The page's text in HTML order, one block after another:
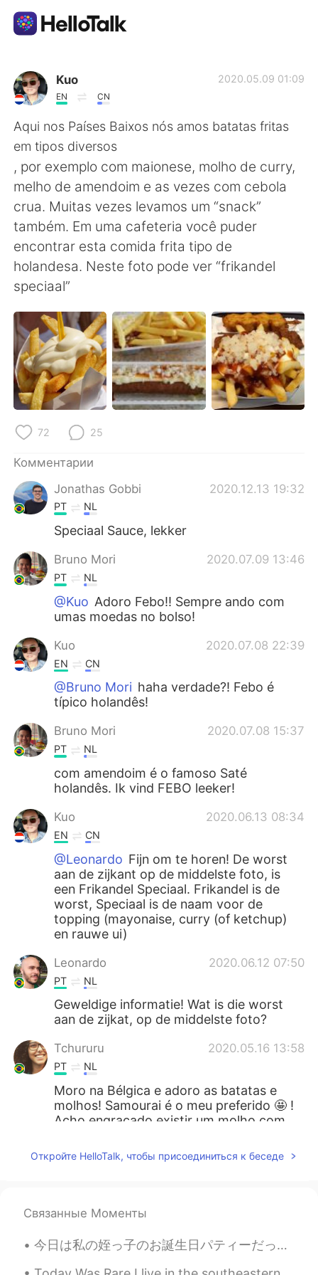
Приложение для Языкового Обмена
AI Grammar Checker
Русский
English 简体中文
繁體中文 Español
العربية
Deutsch 日本語
한국어 ไทย
Indonesia Italiano
Türkçe
Português
Kuo
EN CN
2020.05.09 01:09
Aqui nos Países Baixos nós amos batatas fritas
em tipos diversos
, por exemplo com maionese, molho de curry,
melho de amendoim e as vezes com cebola
crua. Muitas vezes levamos um “snack”
também. Em uma cafeteria você puder
encontrar esta comida frita tipo de
holandesa. Neste foto pode ver “frikandel
speciaal”
72 25
Комментарии
Jonathas Gobbi
2020.12.13 19:32
PT NL
Speciaal Sauce, lekker
Bruno Mori 2020.07.09 13:46
PT NL
@Kuo Adoro Febo!! Sempre ando com
umas moedas no bolso!
Kuo 2020.07.08 22:39
EN CN
@Bruno Mori haha verdade?! Febo é
típico holandês!
Bruno Mori 2020.07.08 15:37
PT NL
com amendoim é o famoso Saté
holandês. Ik vind FEBO leeker!
Kuo 2020.06.13 08:34
EN CN
@Leonardo Fijn om te horen! De worst
aan de zijkant op de middelste foto, is
een Frikandel Speciaal. Frikandel is de
worst, Speciaal is de naam voor de
topping (mayonaise, curry (of ketchup)
en rauwe ui)
Leonardo 2020.06.12 07:50
PT NL
Geweldige informatie! Wat is die worst
aan de zijkat, op de middelste foto?
Tchururu 2020.05.16 13:58
PT NL
Moro na Bélgica e adoro as batatas e
molhos! Samourai é o meu preferido 🤩 !
Acho engraçado existir um molho com
Wally 2020.05.15 15:11
Delicioso
PT ES
Откройте HelloTalk, чтобы присоединиться к беседе
Связанные Моменты
今日は私の姪っ子のお誕生日パティーだった Today was my nieces birthday party 今日のジョギングが終わったの後に、私の妹の家に行った After I finis...